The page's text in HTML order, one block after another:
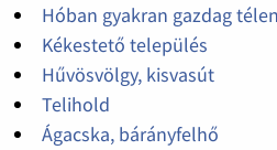
Hóban gyakran gazdag
Kékestető település
Hűvösvölgy, kisvasút
Telihold
Ágacska, bárányfelhő